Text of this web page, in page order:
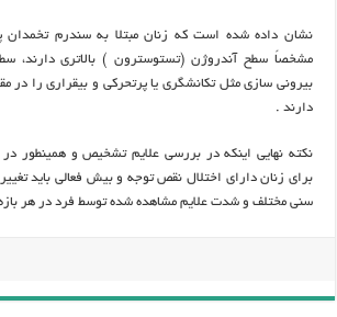
مشخصاً سطح آندروژن (تستوسترون ) بالاتری دارند،
دارند .
نکته نهایی اینکه در بررسی علایم تشخیص و همینطور در
برای زنان دارای اختلال نقص توجه و بیش فعالی باید
سنی مختلف و شدت علایم مشاهده شده توسط فرد در هر